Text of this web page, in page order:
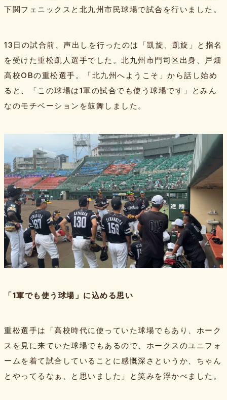
下関フェニックスと北九州市民球場で試合を行いました。
13日の試合前、声出しを行ったのは「凱旋、凱旋」と指名
を受けた重松凱人選手でした。北九州市門司区出身、戸畑
高校OBの重松選手。「北九州へようこそ」から話し始め
ると、「この球場は1軍の試合でも使う球場です」とみん
なのモチベーションを鼓舞しました。
「1軍でも使う球場」に込める思い
重松選手は「高校時代に使っていた球場でもあり、ホーク
スを見に来ていた球場でもあるので、ホークスのユニフォ
ームを着て試合していることに感慨深さというか、ちゃん
とやってるなぁ、と思いました」と笑みを浮かべました。